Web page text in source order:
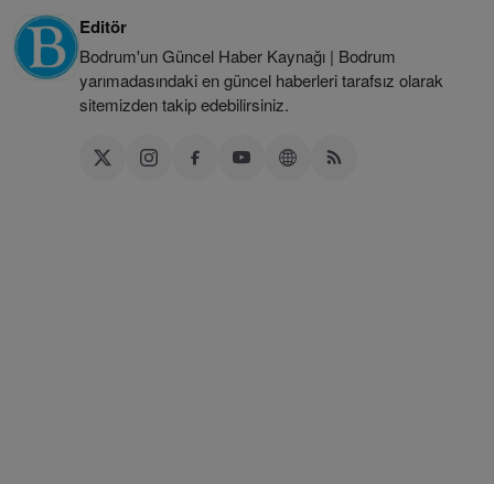
Editör
Bodrum'un Güncel Haber Kaynağı | Bodrum
yarımadasındaki en güncel haberleri tarafsız olarak
sitemizden takip edebilirsiniz.